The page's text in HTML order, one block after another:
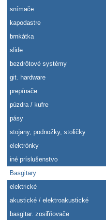
snímače
kapodastre
brnkátka
slide
bezdrôtové systémy
git. hardware
prepínače
púzdra / kufre
pásy
stojany, podnožky, stoličky
elektrónky
iné príslušenstvo
Basgitary
elektrické
akustické / elektroakustické
basgitar. zosiľňovače